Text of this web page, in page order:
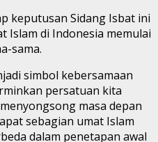
keputusan Sidang Isbat ini
Islam di Indonesia memulai
sama.
simbol kebersamaan
persatuan kita
masa depan
sebagian umat Islam
dalam penetapan awal